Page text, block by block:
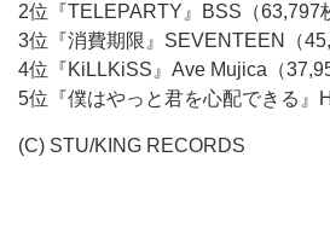
2位『TELEPARTY』BSS（63,797
3位『消費期限』SEVENTEEN（
4位『KiLLKiSS』Ave Mujica（
5位『僕はやっと君を心配できる』
(C) STU/KING RECORDS